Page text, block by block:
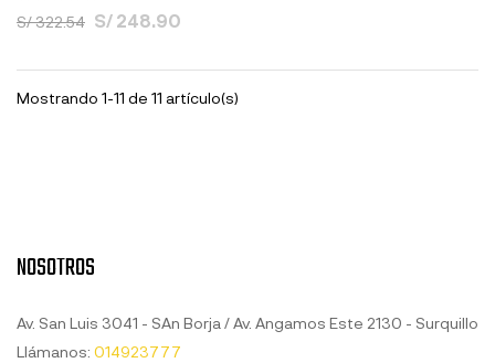
S/ 322.54 S/ 248.90
Mostrando 1-11 de 11 artículo(s)
NOSOTROS
Av. San Luis 3041 - SAn Borja / Av. Angamos Este 2130 - Surquillo
Llámanos: 014923777